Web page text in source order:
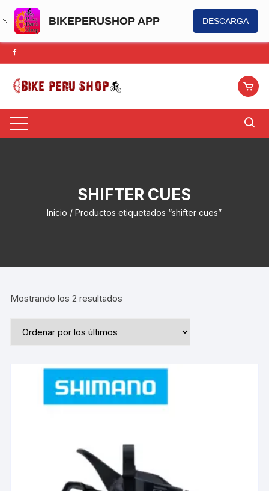
BIKEPERUSHOP APP DESCARGA
Saltar
al
contenido
SHIFTER CUES
Inicio / Productos etiquetados “shifter cues”
Mostrando los 2 resultados